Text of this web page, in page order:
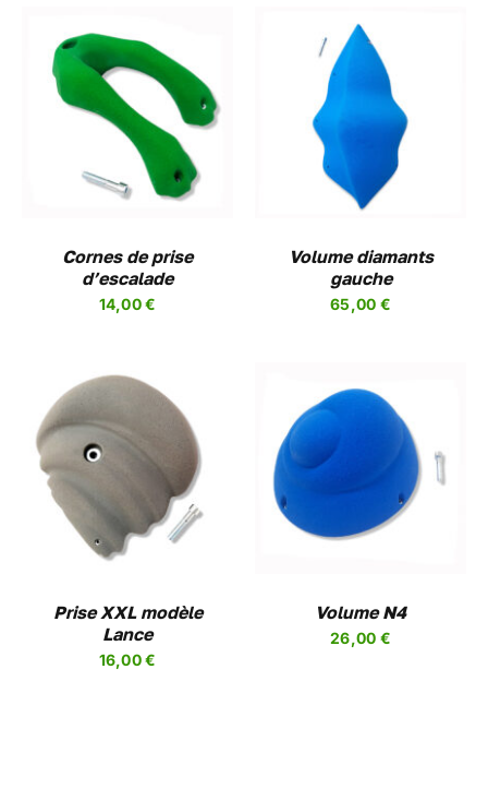
Cornes de prise
d’escalade
14,00€
CHOIX DES OPTIONS
CE
PRODUIT
PLUSIEURS
OPTIONS
PEUVENT
ÊTRE
PAGE
PRODUIT
/ DETAILS
Volume diamants
gauche
65,00 €
Prise XXL modèle
Lance
16,00€
CHOIX DES OPTIONS
PRODUIT
PLUSIEURS
VARIATIONS.
OPTIONS
PEUVENT
ÊTRE
DETAILS
Volume N4
26,00 €